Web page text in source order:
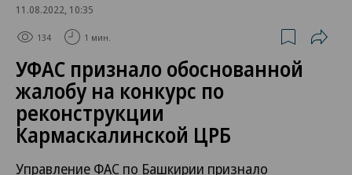
11.08.2022, 10:35
134 1 мин.
УФАС признало обоснованной
жалобу на конкурс по
реконструкции
Кармаскалинской ЦРБ
Управление ФАС по Башкирии признало